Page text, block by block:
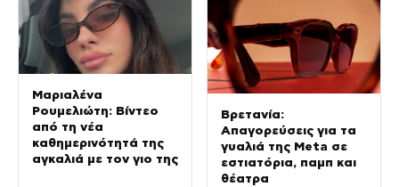
Μαριαλένα
Ρουμελιώτη: Βίντεο
από τη νέα
καθημερινότητά της
αγκαλιά με τον γιο της
Βρετανία:
Απαγορεύσεις για τα
γυαλιά της Meta σε
εστιατόρια, παμπ και
θέατρα